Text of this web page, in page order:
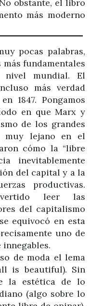
obstante, el libro
más moderno
pocas palabras,
fundamentales
mundial. El
más verdad
1847. Pongamos
en que Marx y
de los grandes
muy lejano en el
cómo la “libre
inevitablemente
del capital y a la
productivas.
leer las
del capitalismo
equivocó en esta
uno de
de moda el lema
is beautiful). Sin
la estética de lo
(algo sobre lo